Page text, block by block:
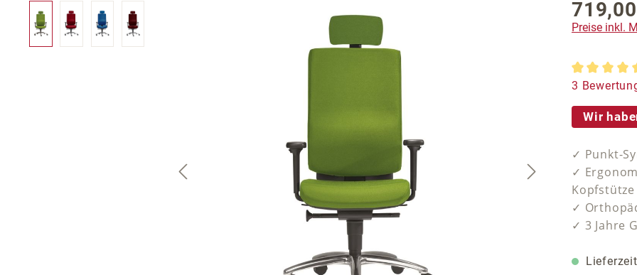
Bildergalerie überspringen Regulärer
Preise inkl.
3
Wir
✓ Punkt-
✓
Kopfstütze
✓
✓ 3 Jahre